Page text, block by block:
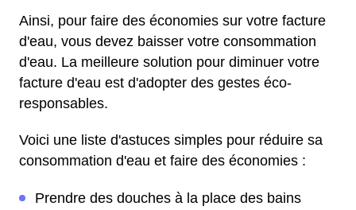
Ainsi, pour faire des économies sur votre facture
d'eau, vous devez baisser votre consommation
d'eau. La meilleure solution pour diminuer votre
facture d'eau est d'adopter des gestes éco-
responsables.
Voici une liste d'astuces simples pour réduire sa
consommation d'eau et faire des économies :
Prendre des douches à la place des bains